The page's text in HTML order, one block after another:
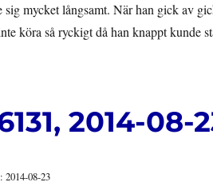
mycket långsamt. När han gick av
köra så ryckigt då han knappt kunde
2014-08-
08-23